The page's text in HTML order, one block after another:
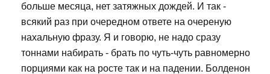
больше месяца, нет затяжных дождей. И так -
всякий раз при очередном ответе на очереную
нахальную фразу. Я и говорю, не надо сразу
тоннами набирать - брать по чуть-чуть равномерно
порциями как на росте так и на падении. Болденон